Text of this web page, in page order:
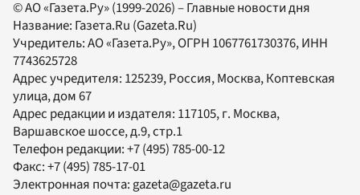
© АО «Газета.Ру» (1999-2026) – Главные новости дня
Название: Газета.Ru (Gazeta.Ru)
Учредитель:АО «Газета.Ру», ОГРН 1067761730376, ИНН
7743625728
Адрес учредителя: 125239, Россия, Москва, Коптевская
улица, дом 67
Адрес редакции и издателя: 117105, г. Москва,
Варшавское шоссе, д.9, стр.1
Телефон редакции:+7 (495) 785-00-12
Факс:+7 (495) 785-17-01
Электронная почта: gazeta@gazeta.ru